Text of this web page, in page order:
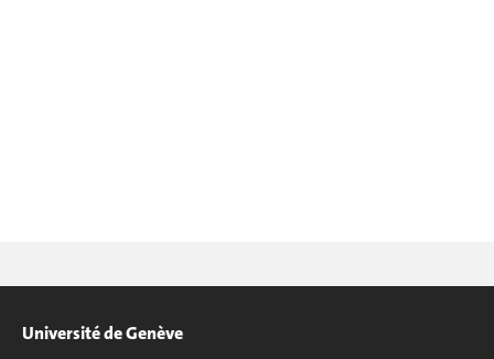
Université de Genève